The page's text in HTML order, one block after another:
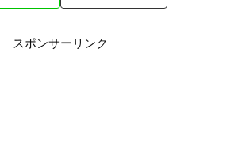
スポンサーリンク